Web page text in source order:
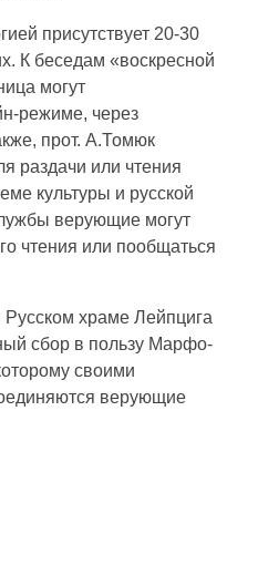
присутствует 20-30
К беседам «воскресной
могут
режиме, через
прот. А.Томюк
раздачи или чтения
культуры и русской
верующие могут
чтения или пообщаться
храме Лейпцига
сбор в пользу Марфо-
своими
верующие